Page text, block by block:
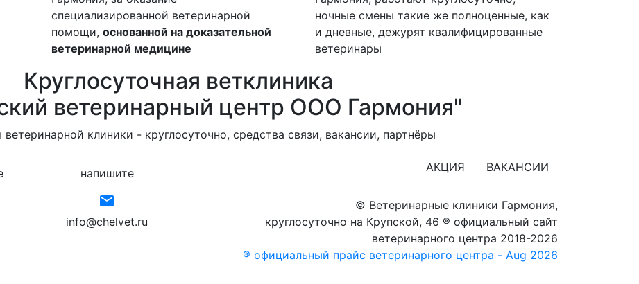
специализированной ветеринарной
помощи, основанной на доказательной
ветеринарной медицине
ночные смены такие же полноценные, как
и дневные, дежурят квалифицированные
ветеринары
Круглосуточная ветклиника
ветеринарный центр ООО Гармония"
клиники - круглосуточно, средства связи, вакансии, партнёры
напишите
email
info@chelvet.ru
АКЦИЯ ВАКАНСИИ
© Ветеринарные клиники Гармония,
круглосуточно на Крупской, 46 ® официальный сайт
ветеринарного центра 2018-2026
® официальный прайс ветеринарного центра - Aug 2026